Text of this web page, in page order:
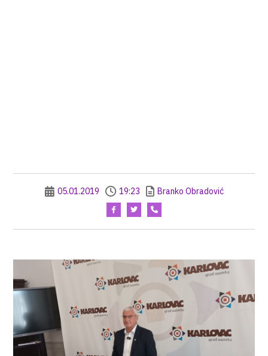
05.01.2019 19:23 Branko Obradović